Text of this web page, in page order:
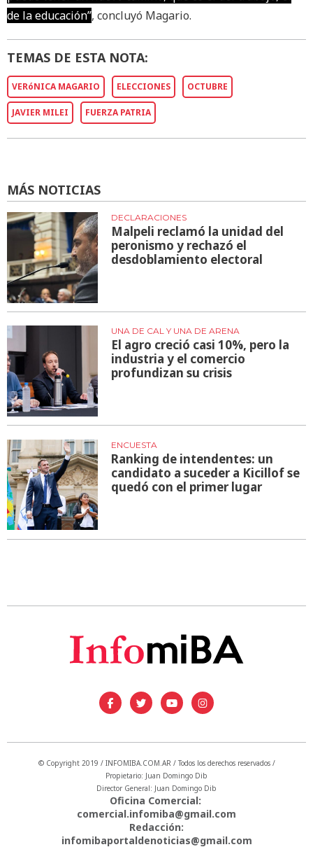
de la educación”, concluyó Magario.
TEMAS DE ESTA NOTA:
VERóNICA MAGARIO ELECCIONES OCTUBRE
JAVIER MILEI FUERZA PATRIA
MÁS NOTICIAS
DECLARACIONES
Malpeli reclamó la unidad del
peronismo y rechazó el
desdoblamiento electoral
UNA DE CAL Y UNA DE ARENA
El agro creció casi 10%, pero la
industria y el comercio
profundizan su crisis
ENCUESTA
Ranking de intendentes: un
candidato a suceder a Kicillof se
quedó con el primer lugar
© Copyright 2019 / INFOMIBA.COM.AR / Todos los derechos reservados /
Propietario: Juan Domingo Dib
Director General: Juan Domingo Dib
Oficina Comercial:
comercial.infomiba@gmail.com
Redacción:
infomibaportaldenoticias@gmail.com